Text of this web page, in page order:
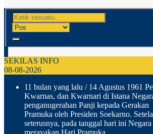
SEKILAS INFO
08-08-2026
11 bulan yang lalu / 14 Agustus 1961
Kwarnas, dan Kwarnari di Istana
penganugerahan Panji kepada Gerakan
Pramuka oleh Presiden Soekarno.
seterusnya, pada tanggal hari ini Negara
merayakan Hari Pramuka